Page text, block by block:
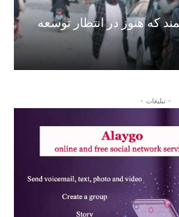
که هنوز در انتظار توسعه
- تبلیغات -